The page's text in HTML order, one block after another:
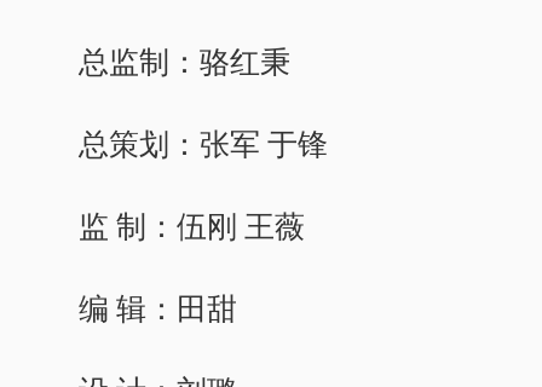
总监制：骆红秉
总策划：张军 于锋
监 制：伍刚 王薇
编 辑：田甜